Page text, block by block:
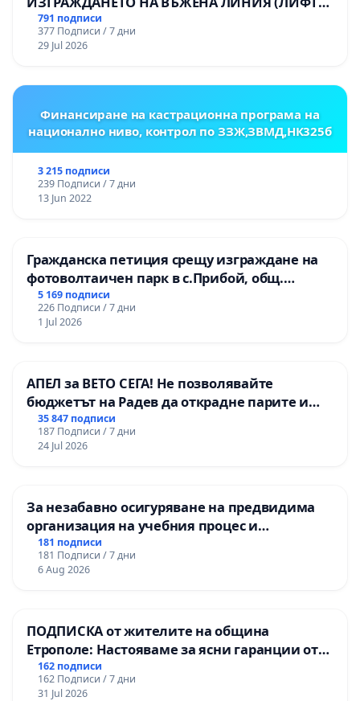
НА ТЕРИТОРИЯТА НА ПРИРОДНА
ЗАБЕЛЕЖИТЕЛНОСТ „ХЪЛМ НА
ОСВОБОДИТЕЛИТЕ“ (БУНАРДЖИК)
791 подписи
377 Подписи / 7 дни
29 Jul 2026
Финансиране на кастрационна програма на
национално ниво, контрол по ЗЗЖ,ЗВМД,НК325б
3 215 подписи
239 Подписи / 7 дни
13 Jun 2022
Гражданска петиция срещу изграждане на
фотоволтаичен парк в с.Прибой, общ.
Радомир
5 169 подписи
226 Подписи / 7 дни
1 Jul 2026
АПЕЛ за ВЕТО СЕГА! Не позволявайте
бюджетът на Радев да открадне парите и
правата ни в тъмното
35 847 подписи
187 Подписи / 7 дни
24 Jul 2026
За незабавно осигуряване на предвидима
организация на учебния процес и
гарантиране на правото на равнопоставено
и качествено образование на учениците от
ОУ „Княз Александър I“ и Хуманитарна
181 подписи
181 Подписи / 7 дни
6 Aug 2026
ПОДПИСКА от жителите на община
Етрополе: Настояваме за ясни гаранции от
“Елаците-МЕД” АД и от държавата, че ще се
изпълнят всички екологични норми!
162 подписи
162 Подписи / 7 дни
31 Jul 2026